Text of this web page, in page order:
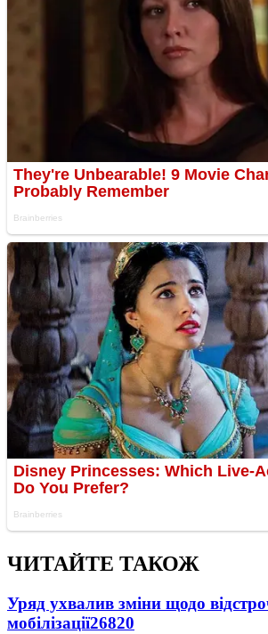
ЧИТАЙТЕ ТАКОЖ
Уряд ухвалив зміни щодо
мобілізації26820